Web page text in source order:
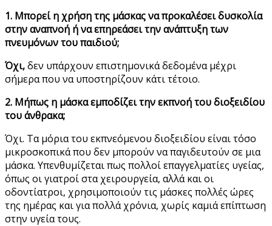
1. Μπορεί η χρήση της μάσκας να προκαλέσει δυσκολία
στην αναπνοή ή να επηρεάσει την ανάπτυξη των
πνευμόνων του παιδιού;
Όχι,δεν υπάρχουν επιστημονικά δεδομένα μέχρι
σήμερα που να υποστηρίζουν κάτι τέτοιο.
2. Μήπως η μάσκα εμποδίζει την εκπνοή του διοξειδίου
του άνθρακα;
Όχι. Τα μόρια του εκπνεόμενου διοξειδίου είναι τόσο
μικροσκοπικά που δεν μπορούν να παγιδευτούν σε μια
μάσκα. Υπενθυμίζεται πως πολλοί επαγγελματίες υγείας,
όπως οι γιατροί στα χειρουργεία, αλλά και οι
οδοντίατροι, χρησιμοποιούν τις μάσκες πολλές ώρες
της ημέρας και για πολλά χρόνια, χωρίς καμιά επίπτωση
στην υγεία τους.